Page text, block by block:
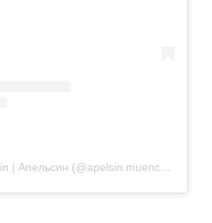
Публикация от Apelsin | Апельсин (@apelsin.muenchen)